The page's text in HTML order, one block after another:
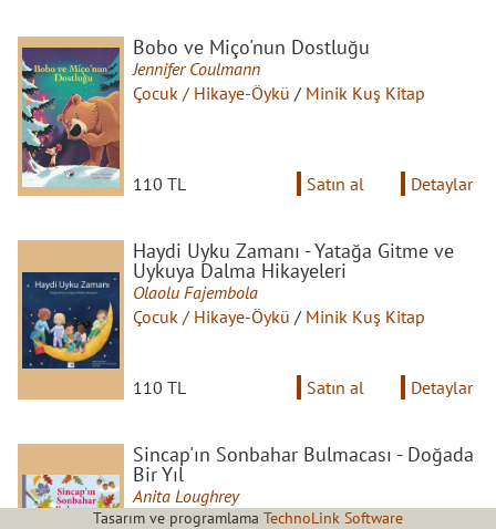
Bobo ve Miço'nun Dostluğu
Jennifer Coulmann
Çocuk / Hikaye-Öykü / Minik Kuş Kitap
110 TL Satın al Detaylar
Haydi Uyku Zamanı - Yatağa Gitme ve
Uykuya Dalma Hikayeleri
Olaolu Fajembola
Çocuk / Hikaye-Öykü / Minik Kuş Kitap
110 TL Satın al Detaylar
Sincap'ın Sonbahar Bulmacası - Doğada
Bir Yıl
Anita Loughrey
Çocuk / Hikaye-Öykü/Minik Kuş Kitap
Tasarım ve programlama TechnoLink Software